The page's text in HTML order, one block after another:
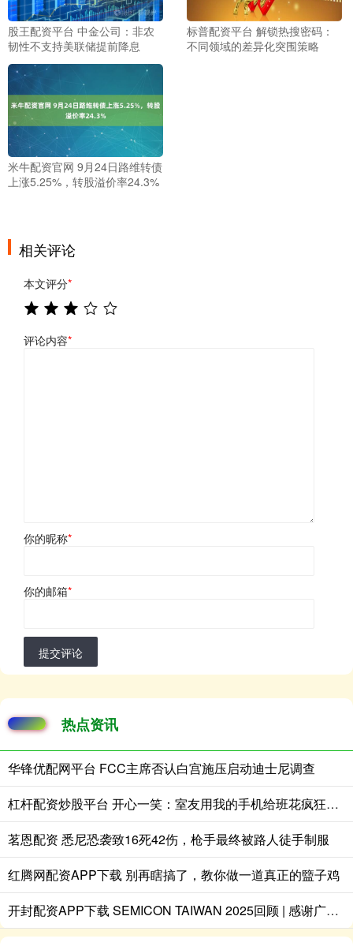
股王配资平台 中金公司：非农
韧性不支持美联储提前降息
标普配资平台 解锁热搜密码：
不同领域的差异化突围策略
米牛配资官网 9月24日路维转债
上涨5.25%，转股溢价率24.3%
相关评论
本文评分*
评论内容*
你的昵称*
你的邮箱*
提交评论
热点资讯
华锋优配网平台 FCC主席否认白宫施压启动迪士尼调查
杠杆配资炒股平台 开心一笑：室友用我的手机给班花疯狂示爱，可没想到刚拨通……
茗恩配资 悉尼恐袭致16死42伤，枪手最终被路人徒手制服
红腾网配资APP下载 别再瞎搞了，教你做一道真正的盬子鸡
开封配资APP下载 SEMICON TAIWAN 2025回顾 | 感谢广大朋友的莅临，卓兴半导体期待与您明年再会！